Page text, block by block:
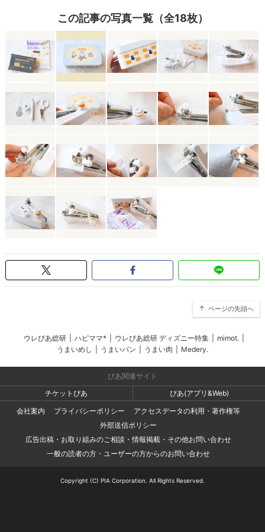
この記事の写真一覧（全18枚）
ページの先頭へ
ウレぴあ総研 ハピママ* ウレぴあ総研 ディズニー特集 mimot.
うまいめし
うまいパン うまい肉 Medery.
ぴあ関連サイト
チケットぴあ
ぴあ(アプリ&Web)
会社案内
プライバシーポリシー
アクセスデータの利用・著作権等
外部送信ポリシー
広告出稿・お取り組みのご相談・情報掲載・その他お問い合わせ
一般の読者の方・ユーザーの方からのお問い合わせ
Copyright (C) PIA Corporation. All Rights Reserved.